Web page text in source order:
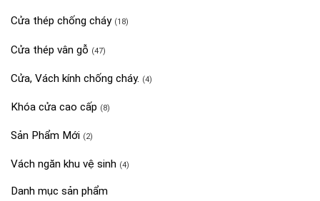
Cửa thép chống cháy (18)
Cửa thép vân gỗ (47)
Cửa, Vách kính chống cháy. (4)
Khóa cửa cao cấp (8)
Sản Phẩm Mới (2)
Vách ngăn khu vệ sinh (4)
Danh mục sản phẩm